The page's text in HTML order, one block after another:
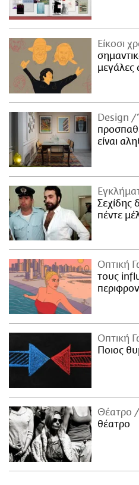
Είκοσι
μεγάλες
Design
είναι
Σεχίδης
πέντε
Οπτική
τους
Οπτική
Ποιος
Θέατρο
θέατρο